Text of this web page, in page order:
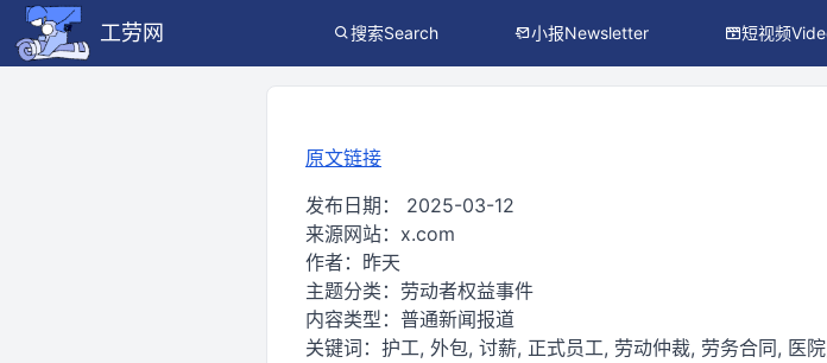
工劳网 搜索Search 小报Newsletter 短视频
原文链接
发布日期： 2025-03-12
来源网站： x.com
作者： 昨天
主题分类： 劳动者权益事件
内容类型： 普通新闻报道
关键词： 护工, 外包, 讨薪, 正式员工, 劳动仲裁, 劳务合同, 医